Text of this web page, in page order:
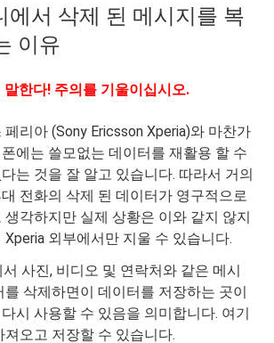
에서 삭제 된 메시지를 복
이유
말한다! 주의를 기울이십시오.
리아 (Sony Ericsson Xperia)와 마찬가
에는 쓸모없는 데이터를 재활용 할 수
는 것을 잘 알고 있습니다. 따라서 거의
전화의 삭제 된 데이터가 영구적으로
각하지만 실제 상황은 이와 같지 않지
외부에서만 지울 수 있습니다.
사진, 비디오 및 연락처와 같은 메시
삭제하면이 데이터를 저장하는 곳이
시 사용할 수 있음을 의미합니다. 여기
져오고 저장할 수 있습니다.